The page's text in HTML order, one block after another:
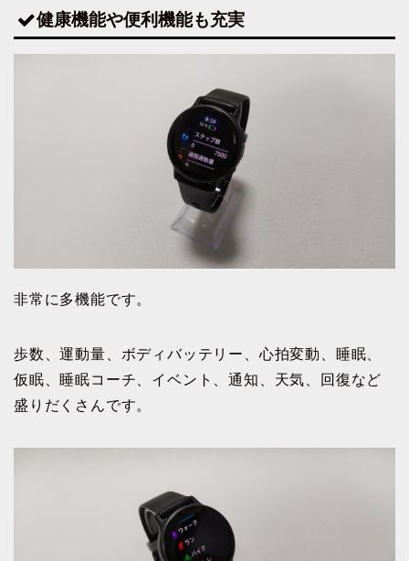
健康機能や便利機能も充実
非常に多機能です。
歩数、運動量、ボディバッテリー、心拍変動、睡眠、
仮眠、睡眠コーチ、イベント、通知、天気、回復など
盛りだくさんです。